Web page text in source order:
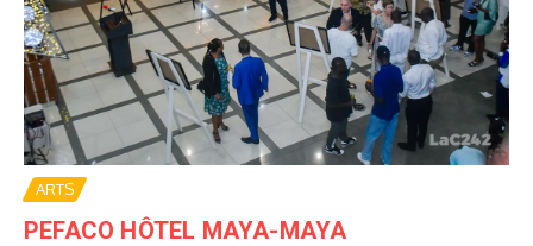
ARTS
PEFACO HÔTEL MAYA-MAYA